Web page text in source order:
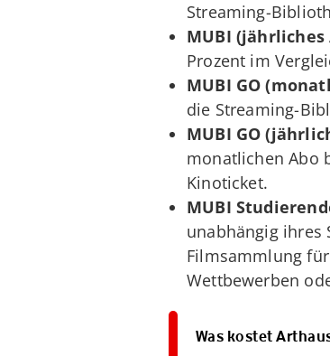
Streaming-
MUBI (jährliches
Prozent im
MUBI GO
die Streaming-
MUBI GO
monatlichen Abo
Kinoticket.
MUBI
unabhängig ihres
Filmsammlung für
Wettbewerben
Was kostet